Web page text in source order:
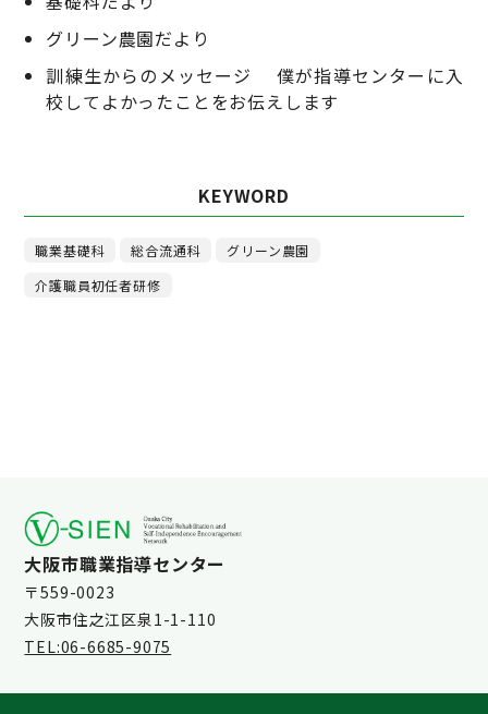
グリーン農園だより
訓練生からのメッセージ 僕が指導センターに入
校してよかったことをお伝えします
KEYWORD
職業基礎科 総合流通科
グリーン農園
介護職員初任者研修
大阪市職業指導センター
〒559-0023
大阪市住之江区泉1-1-110
TEL:06-6685-9075